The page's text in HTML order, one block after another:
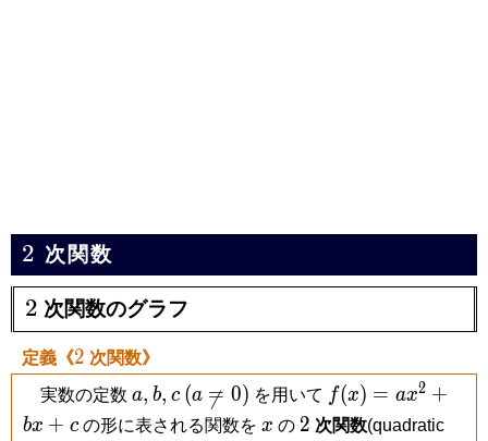
2
2 次関数
2
2 次関数のグラフ
定義《2
2 次関数》
実数の定数 a,
a, b,
b, c
c (a
\neq
(a 
= 0) を用いて f(x) =
ax^2+bx+c
f(x) = ax2 +
bx + cの形に表される関数を x
x の 2
2 次関数(quadratic